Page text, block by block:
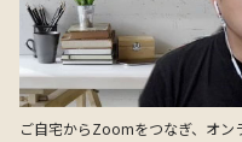
ご自宅からZoomをつなぎ、オン